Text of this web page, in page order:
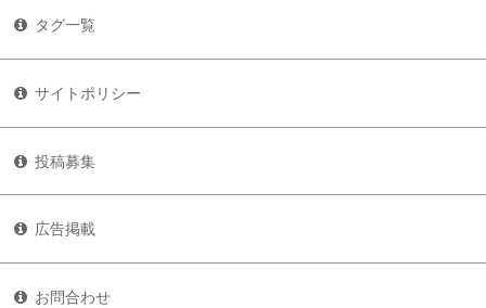
タグ一覧
サイトポリシー
投稿募集
広告掲載
お問合わせ